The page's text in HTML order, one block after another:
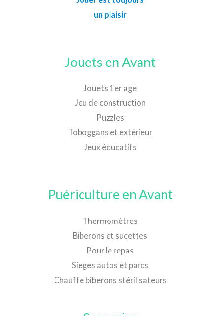
un plaisir
Jouets en Avant
Jouets 1er age
Jeu de construction
Puzzles
Toboggans et extérieur
Jeux éducatifs
Puériculture en Avant
Thermomètres
Biberons et sucettes
Pour le repas
Sieges autos et parcs
Chauffe biberons stérilisateurs